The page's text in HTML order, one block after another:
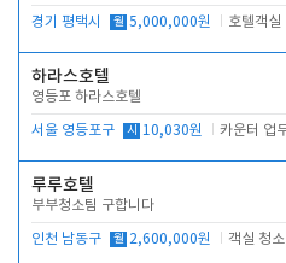
경기 평택시 월 5,000,000원
하라스호텔
영등포 하라스호텔
서울 영등포구 시 10,030원
루루호텔
부부청소팀 구합니다
인천 남동구 월 2,600,000원 객실 청소